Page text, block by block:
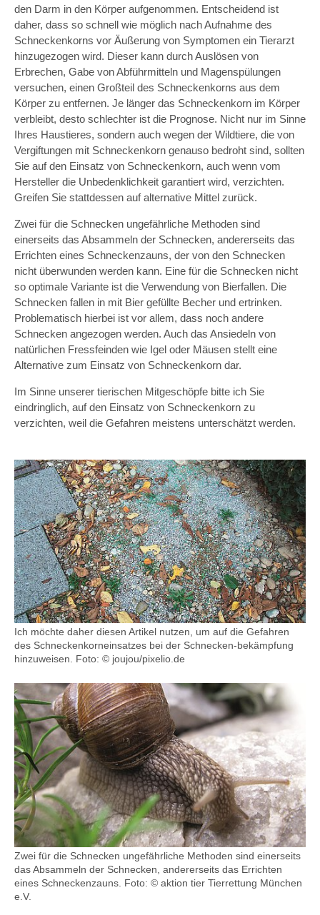
den Darm in den Körper aufgenommen. Entscheidend ist
daher, dass so schnell wie möglich nach Aufnahme des
Schneckenkorns vor Äußerung von Symptomen ein Tierarzt
hinzugezogen wird. Dieser kann durch Auslösen von
Erbrechen, Gabe von Abführmitteln und Magenspülungen
versuchen, einen Großteil des Schneckenkorns aus dem
Körper zu entfernen. Je länger das Schneckenkorn im Körper
verbleibt, desto schlechter ist die Prognose. Nicht nur im Sinne
Ihres Haustieres, sondern auch wegen der Wildtiere, die von
Vergiftungen mit Schneckenkorn genauso bedroht sind, sollten
Sie auf den Einsatz von Schneckenkorn, auch wenn vom
Hersteller die Unbedenklichkeit garantiert wird, verzichten.
Greifen Sie stattdessen auf alternative Mittel zurück.
Zwei für die Schnecken ungefährliche Methoden sind
einerseits das Absammeln der Schnecken, andererseits das
Errichten eines Schneckenzauns, der von den Schnecken
nicht überwunden werden kann. Eine für die Schnecken nicht
so optimale Variante ist die Verwendung von Bierfallen. Die
Schnecken fallen in mit Bier gefüllte Becher und ertrinken.
Problematisch hierbei ist vor allem, dass noch andere
Schnecken angezogen werden. Auch das Ansiedeln von
natürlichen Fressfeinden wie Igel oder Mäusen stellt eine
Alternative zum Einsatz von Schneckenkorn dar.
Im Sinne unserer tierischen Mitgeschöpfe bitte ich Sie
eindringlich, auf den Einsatz von Schneckenkorn zu
verzichten, weil die Gefahren meistens unterschätzt werden.
Ich möchte daher diesen Artikel nutzen, um auf die Gefahren
des Schneckenkorneinsatzes bei der Schnecken-bekämpfung
hinzuweisen. Foto: © joujou/pixelio.de
Zwei für die Schnecken ungefährliche Methoden sind einerseits
das Absammeln der Schnecken, andererseits das Errichten
eines Schneckenzauns. Foto: © aktion tier Tierrettung München
e.V.